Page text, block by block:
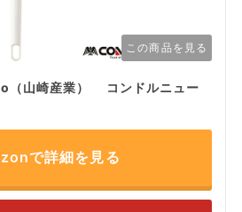
この商品を見る
山崎産業） コンドルニュー
で詳細を見る